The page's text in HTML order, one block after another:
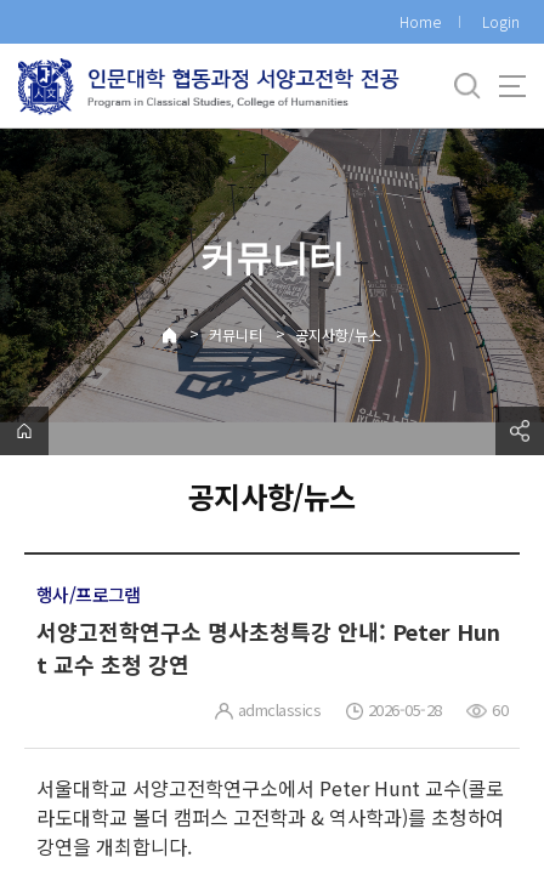
로
메
뉴
Home Login
커뮤니티
> 커뮤니티 > 공지사항/뉴스
공지사항/뉴스
행사/프로그램
서양고전학연구소 명사초청특강 안내: Peter Hun
t 교수 초청 강연
admclassics 2026-05-28 60
서울대학교 서양고전학연구소에서 Peter Hunt 교수(콜로
라도대학교 볼더 캠퍼스 고전학과 & 역사학과)를 초청하여
강연을 개최합니다.